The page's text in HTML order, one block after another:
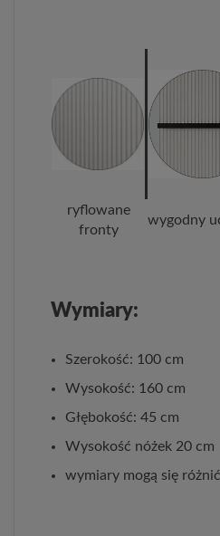
ryflowane
fronty
wygodny
Wymiary:
Szerokość: 100 cm
Wysokość: 160 cm
Głębokość: 45 cm
Wysokość nóżek 20 cm
wymiary mogą się